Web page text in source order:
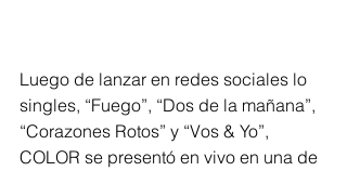
Luego de lanzar en redes sociales lo
singles, “Fuego”, “Dos de la mañana”,
“Corazones Rotos” y “Vos & Yo”,
COLOR se presentó en vivo en una de